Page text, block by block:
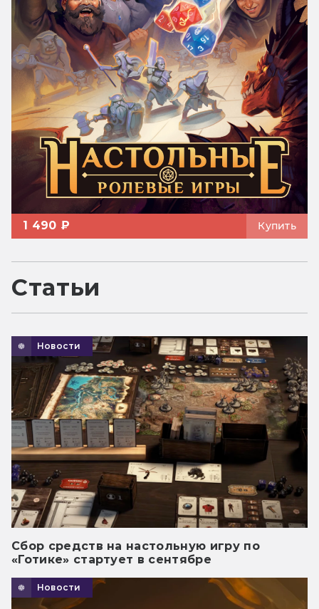
1 490 ₽ Купить
Статьи
Новости
Сбор средств на настольную игру по
«Готике» стартует в сентябре
Новости